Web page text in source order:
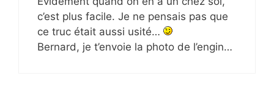
c’est plus facile. Je ne pensais pas que
ce truc était aussi usité…
Bernard, je t’envoie la photo de l’engin…